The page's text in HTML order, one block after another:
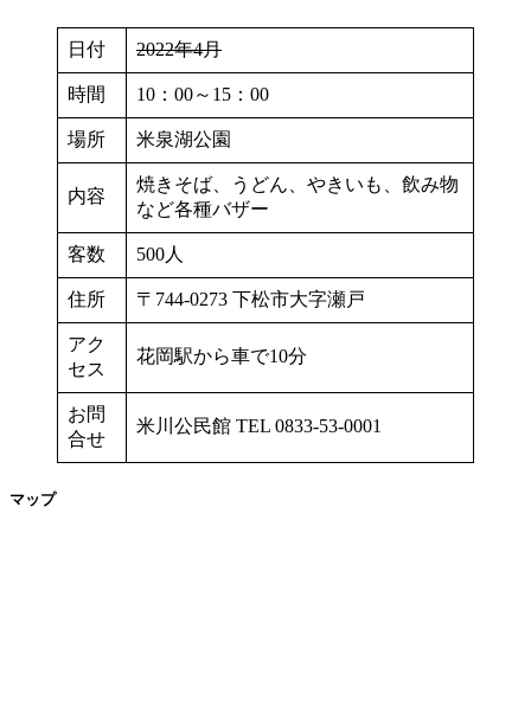
日付 2022年4月
時間 10：00～15：00
場所 米泉湖公園
内容
焼きそば、うどん、やきいも、飲み物
など各種バザー
客数 500人
住所 〒744-0273 下松市大字瀬戸
アク
セス
花岡駅から車で10分
お問
合せ
米川公民館 TEL 0833-53-0001
マップ